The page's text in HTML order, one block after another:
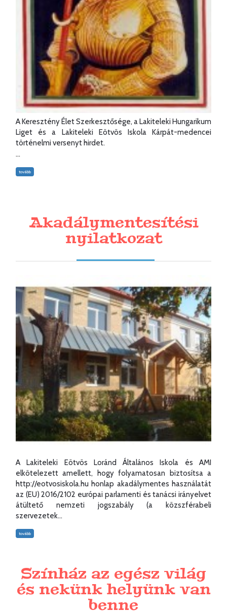
A Keresztény Élet Szerkesztősége, a Lakiteleki Hungarikum
Liget és a Lakiteleki Eötvös Iskola Kárpát-medencei
történelmi versenyt hirdet.
...
tovább
Akadálymentesítési
nyilatkozat
A Lakiteleki Eötvös Loránd Általános Iskola és AMI
elkötelezett amellett, hogy folyamatosan biztosítsa a
http://eotvosiskola.hu honlap akadálymentes használatát
az (EU) 2016/2102 európai parlamenti és tanácsi irányelvet
átültető nemzeti jogszabály (a közszférabeli
szervezetek...
tovább
Színház az egész világ
és nekünk helyünk van
benne